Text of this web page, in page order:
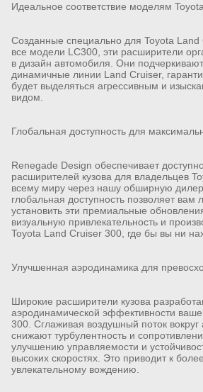
Идеальное соответствие моделям
Созданные специально для Toyota Land
все модели LC300, эти расширители
в дизайн автомобиля. Они
динамичные линии Land Cruiser,
будет выделяться агрессивным и
видом.
Глобальная доступность для
Renegade Design обеспечивает
расширителей кузова для владельцев
всему миру через нашу обширную
глобальная доступность позволяет вам
установить эти премиальные
визуальную привлекательность и
Toyota Land Cruiser 300, где бы вы ни
Улучшенная аэродинамика для
Широкие расширители кузова
аэродинамической эффективности
300. Сглаживая воздушный поток
снижают турбулентность и
улучшению управляемости и
высоких скоростях. Это приводит к
увлекательному вождению.